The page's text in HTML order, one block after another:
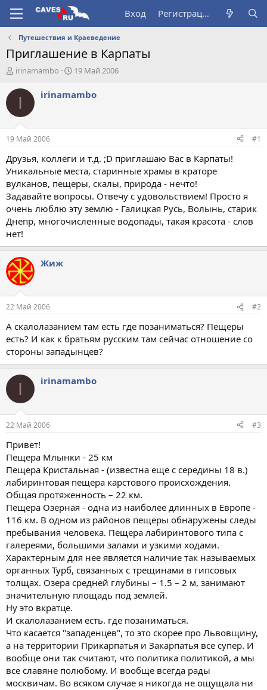
Вход Регистрация
Путешествия и Краеведение
Приглашение в Карпаты
А
т
т
е
м
ы
irinamambo
Д
т
а
л
19 Май 2006
I irinamambo
19 Май 2006 #1
Друзья, коллеги и т.д. ;D приглашаю Вас в Карпаты!
Уникальные места, старинные храмы в краторе
вулканов, пещеры, скалы, природа - нечто!
Задавайте вопросы. Отвечу с удовольствием! Просто я
очень люблю эту землю - Галицкая Русь, Волынь, старик
Днепр, многочисленные водопады, такая красота - слов
нет!
Жиж
22 Май 2006 #2
А скалолазанием там есть где позаниматься? Пещеры
есть? И как к братьям русским там сейчас отношение со
стороны западынцев?
I irinamambo
22 Май 2006 #3
Привет!
Пещера Млынки - 25 км
Пещера Кристальная - (известна еще с середины 18 в.)
лабиринтовая пещера карстового происхождения.
Общая протяженность – 22 км.
Пещера Озерная - одна из наиболее длинных в Европе -
116 км. В одном из районов пещеры обнаружены следы
пребывания человека. Пещера лабиринтового типа с
галереями, большими залами и узкими ходами.
Характерным для нее является наличие так называемых
органных Турб, связанных с трещинами в гипсовых
толщах. Озера средней глубины – 1.5 – 2 м, занимают
значительную площадь под землей.
Ну это вкратце.
И скалолазанием есть. где позаниматься.
Что касается "западенцев", то это скорее про Львовщину,
а на территории Прикарпатья и Закарпатья все супер. И
вообще они так считают, что политика политикой, а мы
все славяне полюбому. И вообще всегда рады
москвичам. Во всяком случае я никогда не ощущала ни